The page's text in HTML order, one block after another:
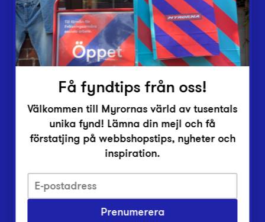
Inlämningsplatser
Om Myrorna
Lediga jobb
Pressrum
Integritetsskyddspolicy
Har du frågor om onlineköp, leverans eller retur?
Få fyndtips från oss!
Välkommen till Myrornas värld av tusentals
unika fynd! Lämna din mejl och få
förstatjing på webbshopstips, nyheter och
inspiration.
Prenumerera